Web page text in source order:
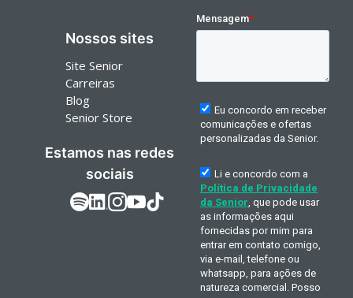
Nossos sites
Site Senior
Carreiras
Blog
Senior Store
Estamos nas redes
sociais